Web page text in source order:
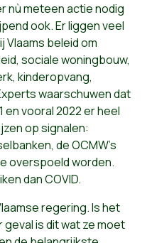
nù meteen actie nodig
ook. Er liggen veel
beleid om
sociale woningbouw,
kinderopvang,
waarschuwen dat
vooral 2022 er heel
op signalen:
de OCMW’s
overspoeld worden.
dan COVID.
regering. Is het
geval is dit wat ze moet